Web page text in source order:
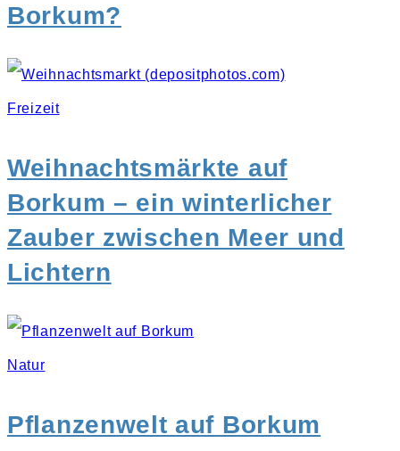
Borkum?
Freizeit
Weihnachtsmärkte auf
Borkum – ein winterlicher
Zauber zwischen Meer und
Lichtern
Natur
Pflanzenwelt auf Borkum